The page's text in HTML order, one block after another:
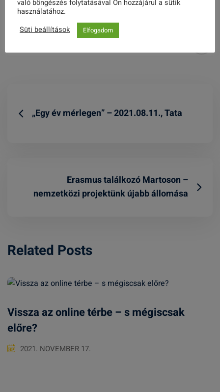
„Egy év mérlegen” – 2021.08.11., Tata
Erasmus találkozó Martoson –
nemzetközi projektünk újabb állomása
Related Posts
Vissza az online térbe – s mégiscsak
előre?
2021. NOVEMBER 17.
való böngészés folytatásával Ön hozzájárul a sütik
használatához.
Süti beállítások
Elfogadom